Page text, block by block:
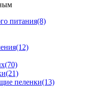
питания(8)
(12)
(70)
(21)
пеленки(13)